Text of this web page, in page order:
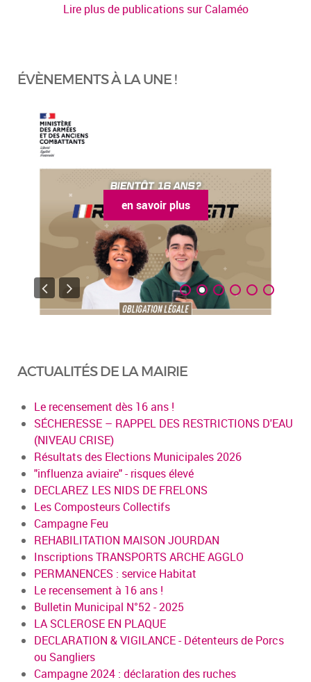
Lire plus de publications sur Calaméo
ÉVÈNEMENTS À LA UNE !
en savoir plus
ACTUALITÉS DE LA MAIRIE
Le recensement dès 16 ans !
SÉCHERESSE – RAPPEL DES RESTRICTIONS D'EAU
(NIVEAU CRISE)
Résultats des Elections Municipales 2026
"influenza aviaire" - risques élevé
DECLAREZ LES NIDS DE FRELONS
Les Composteurs Collectifs
Campagne Feu
REHABILITATION MAISON JOURDAN
Inscriptions TRANSPORTS ARCHE AGGLO
PERMANENCES : service Habitat
Le recensement à 16 ans !
Bulletin Municipal N°52 - 2025
LA SCLEROSE EN PLAQUE
DECLARATION & VIGILANCE - Détenteurs de Porcs
ou Sangliers
Campagne 2024 : déclaration des ruches